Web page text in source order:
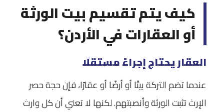
كيف يتم تقسيم بيت الورثة
أو العقارات في الأردن؟
العقار يحتاج إجراءً مستقلًا
عندما تضم التركة بيتًا أو أرضًا أو عقارًا، فإن حجة حصر
الإرث تثبت الورثة وأنصبتهم. لكنها لا تعني أن كل وارث